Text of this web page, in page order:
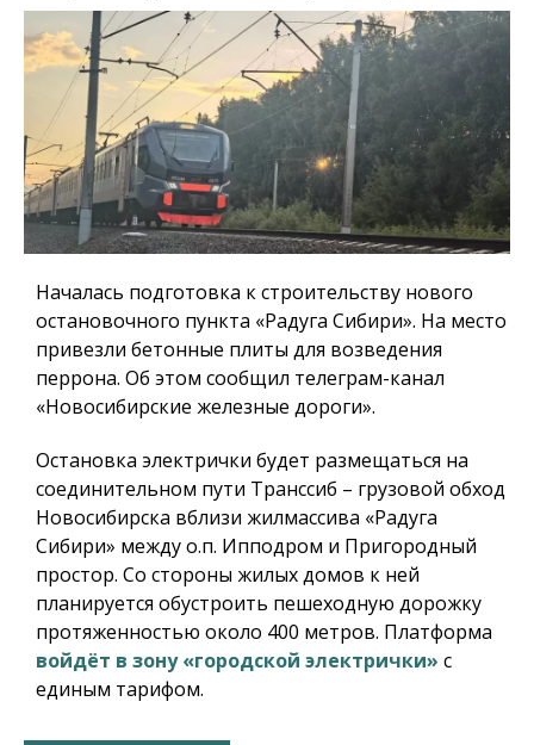
Началась подготовка к строительству нового
остановочного пункта «Радуга Сибири». На место
привезли бетонные плиты для возведения
перрона. Об этом сообщил телеграм-канал
«Новосибирские железные дороги».
Остановка электрички будет размещаться на
соединительном пути Транссиб – грузовой обход
Новосибирска вблизи жилмассива «Радуга
Сибири» между о.п. Ипподром и Пригородный
простор. Со стороны жилых домов к ней
планируется обустроить пешеходную дорожку
протяженностью около 400 метров. Платформа
войдёт в зону «городской электрички» с
единым тарифом.